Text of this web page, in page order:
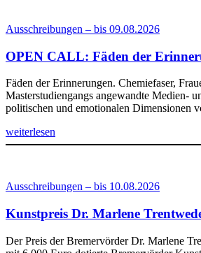
Ausschreibungen – bis 09.08.2026
OPEN CALL: Fäden der
Fäden der Erinnerungen. Chemiefaser,
Masterstudiengangs angewandte Medien-
politischen und emotionalen Dimensionen
weiterlesen
Ausschreibungen – bis 10.08.2026
Kunstpreis Dr. Marlene
Der Preis der Bremervörder Dr. Marlene